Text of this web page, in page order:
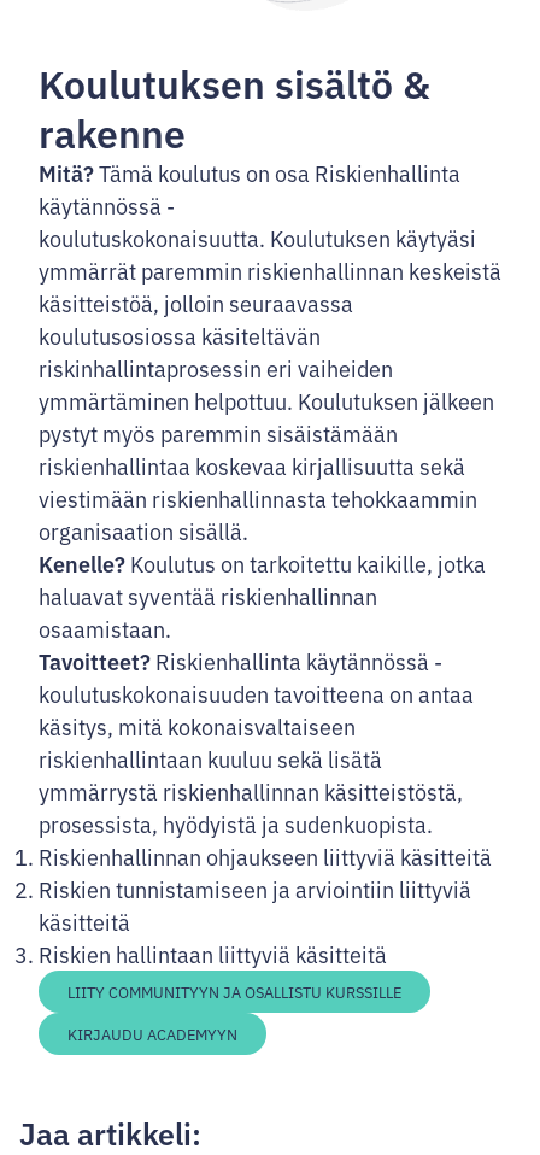
Koulutuksen sisältö &
rakenne
Mitä?Tämä koulutus on osa Riskienhallinta
käytännössä -
koulutuskokonaisuutta. Koulutuksen käytyäsi
ymmärrät paremmin riskienhallinnan keskeistä
käsitteistöä, jolloin seuraavassa
koulutusosiossa käsiteltävän
riskinhallintaprosessin eri vaiheiden
ymmärtäminen helpottuu. Koulutuksen jälkeen
pystyt myös paremmin sisäistämään
riskienhallintaa koskevaa kirjallisuutta sekä
viestimään riskienhallinnasta tehokkaammin
organisaation sisällä.
Kenelle? Koulutus on tarkoitettu kaikille, jotka
haluavat syventää riskienhallinnan
osaamistaan.
Tavoitteet? Riskienhallinta käytännössä -
koulutuskokonaisuuden tavoitteena on antaa
käsitys, mitä kokonaisvaltaiseen
riskienhallintaan kuuluu sekä lisätä
ymmärrystä riskienhallinnan käsitteistöstä,
prosessista, hyödyistä ja sudenkuopista.
Riskienhallinnan ohjaukseen liittyviä käsitteitä
Riskien tunnistamiseen ja arviointiin liittyviä
käsitteitä
Riskien hallintaan liittyviä käsitteitä
LIITY COMMUNITYYN JA OSALLISTU KURSSILLE
KIRJAUDU ACADEMYYN
Jaa artikkeli: